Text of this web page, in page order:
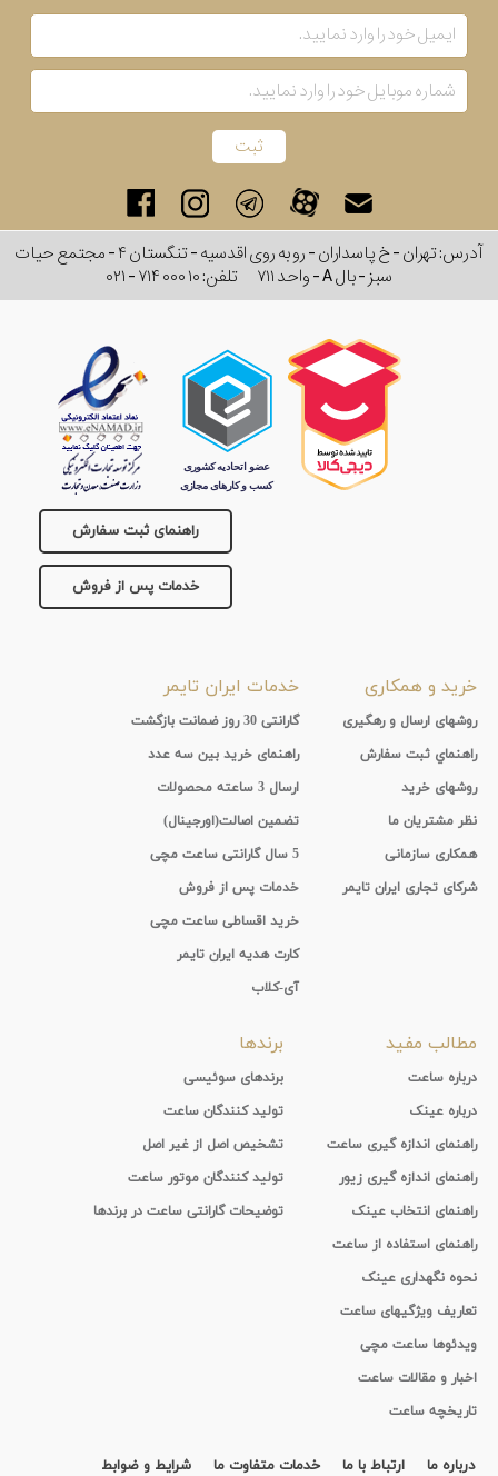
آدرس: تهران - خ پاسداران - رو به روی اقدسیه - تنگستان ۴ - مجتمع حیات
سبز - بال A - واحد ۷۱۱
تلفن:۰۲۱ - ۷۱۴ ۰۰۰ ۱۰
راهنمای ثبت سفارش
خدمات پس از فروش
خرید و همکاری
روشهای ارسال و رهگیری
راهنماي ثبت سفارش
روشهای خرید
نظر مشتریان ما
همکاری سازمانی
شرکای تجاری ایران تایمر
خدمات ایران تایمر
گارانتی 30 روز ضمانت بازگشت
راهنمای خرید بین سه عدد
ارسال 3 ساعته محصولات
تضمین اصالت(اورجینال)
5 سال گارانتی ساعت مچی
خدمات پس از فروش
خرید اقساطی ساعت مچی
کارت هدیه ایران تایمر
آی-کلاب
مطالب مفید
درباره ساعت
درباره عینک
راهنمای اندازه گیری ساعت
راهنمای اندازه گیری زیور
راهنمای انتخاب عینک
راهنمای استفاده از ساعت
نحوه نگهداری عینک
تعاریف ویژگیهای ساعت
ویدئوها ساعت مچی
اخبار و مقالات ساعت
تاریخچه ساعت
برندها
برندهای سوئیسی
تولید کنندگان ساعت
تشخیص اصل از غیر اصل
تولید کنندگان موتور ساعت
توضیحات گارانتی ساعت در برندها
درباره ما ارتباط با ما خدمات متفاوت ما شرایط و ضوابط